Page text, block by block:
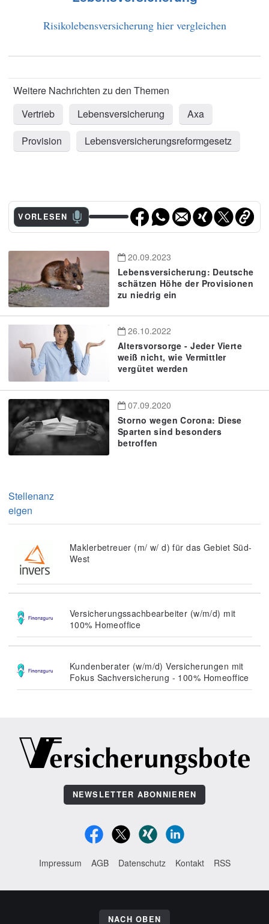
Risikolebensversicherung hier vergleichen
Vertrieb Lebensversicherung
Axa
Provision
Lebensversicherungsreformgesetz
VORLESEN
20.09.2023
Lebensversicherung: Deutsche
schätzen Höhe der Provisionen
zu niedrig ein
26.10.2022
Altersvorsorge - Jeder Vierte
weiß nicht, wie Vermittler
vergütet werden
07.09.2020
Storno wegen Corona: Diese
Sparten sind besonders
betroffen
Stellenanz
eigen
Maklerbetreuer (m/ w/ d) für das Gebiet Süd-
West
Versicherungssachbearbeiter (w/m/d) mit
100% Homeoffice
Kundenberater (w/m/d) Versicherungen mit
Fokus Sachversicherung - 100% Homeoffice
NEWSLETTER ABONNIEREN
Impressum AGB Datenschutz Kontakt RSS
NACH OBEN